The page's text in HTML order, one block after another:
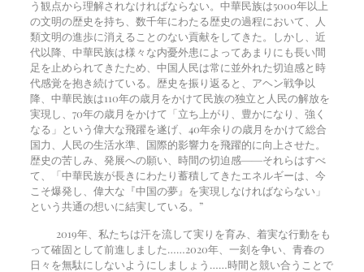
う観点から理解されなければならない。中華民族は5000年以上
の文明の歴史を持ち、数千年にわたる歴史の過程において、人
類文明の進歩に消えることのない貢献をしてきた。しかし、近
代以降、中華民族は様々な内憂外患によってあまりにも長い間
足を止められてきたため、中国人民は常に並外れた切迫感と時
代感覚を抱き続けている。歴史を振り返ると、アヘン戦争以
降、中華民族は110年の歳月をかけて民族の独立と人民の解放を
実現し、70年の歳月をかけて「立ち上がり、豊かになり、強く
なる」という偉大な飛躍を遂げ、40年余りの歳月をかけて総合
国力、人民の生活水準、国際的影響力を飛躍的に向上させた。
歴史の苦しみ、発展への願い、時間の切迫感――それらはすべ
て、「中華民族が長きにわたり蓄積してきたエネルギーは、今
こそ爆発し、偉大な『中国の夢』を実現しなければならない」
という共通の想いに結実している。”
2019年、私たちは汗を流して実りを育み、着実な行動をも
って確固として前進しました……2020年、一刻を争い、青春の
日々を無駄にしないようにしましょう……時間と競い合うことで